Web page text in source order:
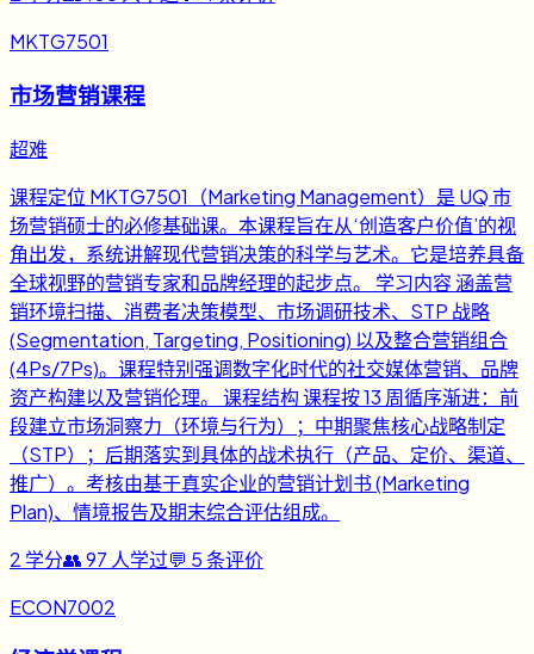
MKTG7501
市场营销课程
超难
课程定位 MKTG7501（Marketing Management）是 UQ 市
场营销硕士的必修基础课。本课程旨在从‘创造客户价值’的视
角出发，系统讲解现代营销决策的科学与艺术。它是培养具备
全球视野的营销专家和品牌经理的起步点。 学习内容 涵盖营
销环境扫描、消费者决策模型、市场调研技术、STP 战略
(Segmentation, Targeting, Positioning) 以及整合营销组合
(4Ps/7Ps)。课程特别强调数字化时代的社交媒体营销、品牌
资产构建以及营销伦理。 课程结构 课程按 13 周循序渐进：前
段建立市场洞察力（环境与行为）；中期聚焦核心战略制定
（STP）；后期落实到具体的战术执行（产品、定价、渠道、
推广）。考核由基于真实企业的营销计划书 (Marketing
Plan)、情境报告及期末综合评估组成。
2 学分👥97 人学过💬 5条评价
ECON7002